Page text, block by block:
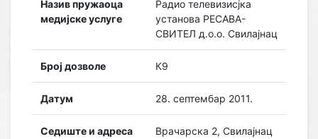
Назив пружаоца
медијске услуге
Радио телевизисјка
установа РЕСАВА-
СВИТЕЛ д.о.о. Свилајнац
Број дозволе К9
Датум 28. септембар 2011.
Седиште и адреса
Врачарска 2, Свилајнац